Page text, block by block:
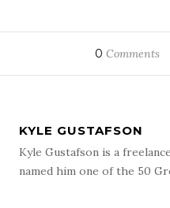
0 Comments
KYLE GUSTAFSON
Kyle Gustafson is a
named him one of the 50